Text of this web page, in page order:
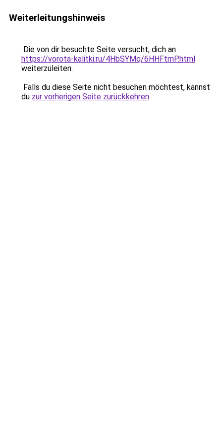
Weiterleitungshinweis
Die von dir besuchte Seite versucht, dich an
https://vorota-kalitki.ru/4HbSYMq/6HHFtmP.html
weiterzuleiten.
Falls du diese Seite nicht besuchen möchtest, kannst
du zur vorherigen Seite zurückkehren.